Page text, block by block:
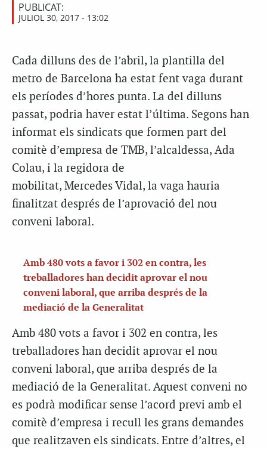
PUBLICAT:
JULIOL 30, 2017 - 13:02
Cada dilluns des de l’abril, la plantilla del
metro de Barcelona ha estat fent vaga durant
els períodes d’hores punta. La del dilluns
passat, podria haver estat l’última. Segons han
informat els sindicats que formen part del
comitè d’empresa de TMB, l’alcaldessa, Ada
Colau, i la regidora de
mobilitat, Mercedes Vidal, la vaga hauria
finalitzat després de l’aprovació del nou
conveni laboral.
Amb 480 vots a favor i 302 en contra, les
treballadores han decidit aprovar el nou
conveni laboral, que arriba després de la
mediació de la Generalitat
Amb 480 vots a favor i 302 en contra, les
treballadores han decidit aprovar el nou
conveni laboral, que arriba després de la
mediació de la Generalitat. Aquest conveni no
es podrà modificar sense l’acord previ amb el
comitè d’empresa i recull les grans demandes
que realitzaven els sindicats. Entre d’altres, el